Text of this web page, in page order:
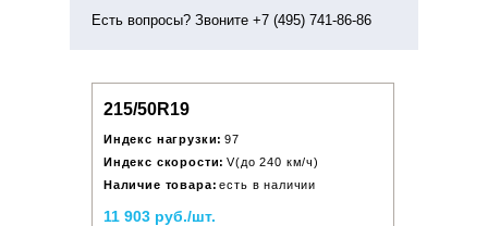
Есть вопросы? Звоните +7 (495) 741-86-86
215/50R19
Индекс нагрузки: 97
Индекс скорости: V(до 240 км/ч)
Наличие товара: есть в наличии
11 903 руб./шт.